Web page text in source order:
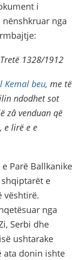
i
nga
1328/1912
Kemal beu, me të
ndodhet sot
zâ venduan që
e lirë e e
Parë Ballkanike
e
vështirë.
nga
Serbi dhe
ushtarake
ata donin ishte